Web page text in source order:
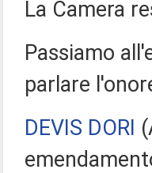
La Camera
Passiamo
parlare
DEVIS DORI (